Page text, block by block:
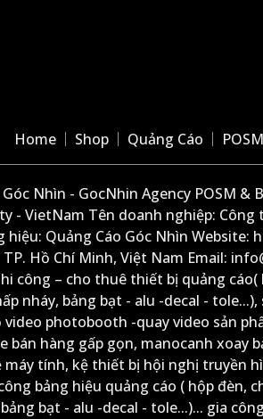
Home Shop Quảng Cáo POSM
Nhìn - GocNhin Agency POSM &
- VietNam Tên doanh nghiệp:
Quảng Cáo Góc Nhìn Website:
Hồ Chí Minh, Việt Nam Email:
công – cho thuê thiết bị quảng cáo(
nháy, bảng bạt - alu -decal -
photobooth -quay video sản
bán hàng gấp gọn, manocanh xoay
tính, kệ thiết bị hội nghị truyền
bảng hiệu quảng cáo ( hộp đèn,
bạt - alu -decal - tole...)... gia